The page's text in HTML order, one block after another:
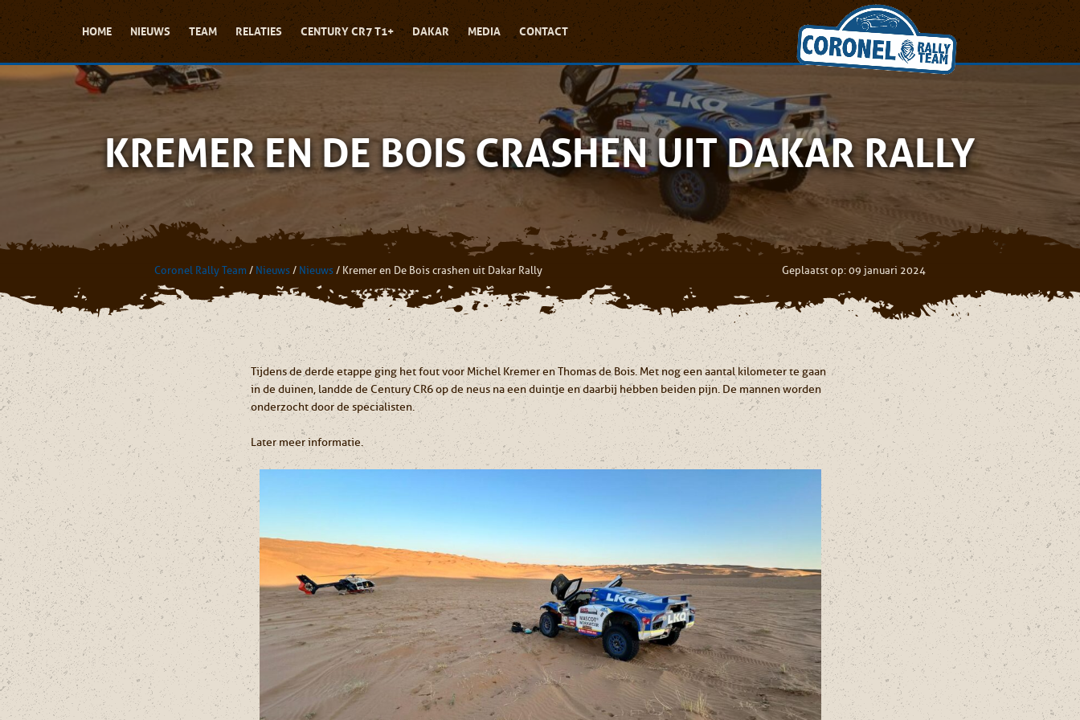
HOME NIEUWS TEAM RELATIES CENTURY CR7 T1+ DAKAR MEDIA CONTACT
KREMER EN DE BOIS CRASHEN UIT DAKAR RALLY
Coronel Rally Team / Nieuws / Nieuws / Kremer en De Bois crashen uit Dakar Rally Geplaatst op: 09 januari 2024
Tijdens de derde etappe ging het fout voor Michel Kremer en Thomas de Bois. Met nog een aantal kilometer te gaan
in de duinen, landde de Century CR6 op de neus na een duintje en daarbij hebben beiden pijn. De mannen worden
onderzocht door de specialisten.
Later meer informatie.